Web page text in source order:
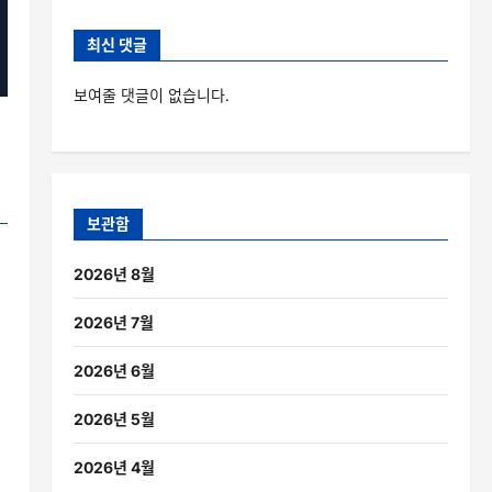
최신 댓글
보여줄 댓글이 없습니다.
보관함
2026년 8월
2026년 7월
2026년 6월
2026년 5월
2026년 4월